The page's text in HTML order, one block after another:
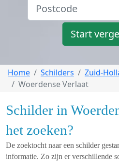
Start
Home Schilders
Zuid-
Woerdense Verlaat
Schilder in
het zoeken?
De zoektocht naar een schilder
informatie. Zo zijn er verschillende